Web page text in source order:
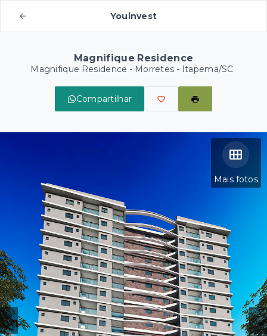
Youinvest
Magnifique Residence
Magnifique Residence - Morretes - Itapema/SC
Compartilhar
Mais fotos